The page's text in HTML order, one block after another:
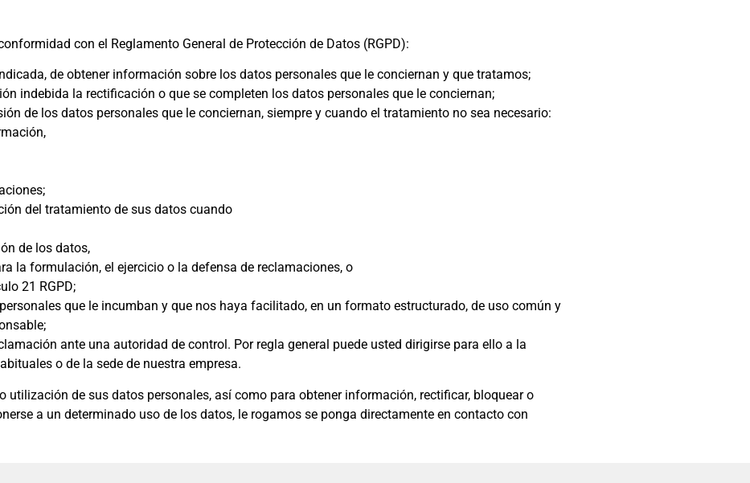
con el Reglamento General de Protección de Datos (RGPD):
de obtener información sobre los datos personales que le conciernan y que tratamos;
indebida la rectificación o que se completen los datos personales que le conciernan;
de los datos personales que le conciernan, siempre y cuando el tratamiento no sea necesario:
del tratamiento de sus datos cuando
de los datos,
la formulación, el ejercicio o la defensa de reclamaciones, o
21 RGPD;
que le incumban y que nos haya facilitado, en un formato estructurado, de uso común y
ante una autoridad de control. Por regla general puede usted dirigirse para ello a la
o de la sede de nuestra empresa.
utilización de sus datos personales, así como para obtener información, rectificar, bloquear o
a un determinado uso de los datos, le rogamos se ponga directamente en contacto con